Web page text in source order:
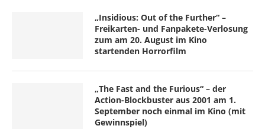
„Insidious: Out of the Further“ –
Freikarten- und Fanpakete-Verlosung
zum am 20. August im Kino
startenden Horrorfilm
„The Fast and the Furious“ – der
Action-Blockbuster aus 2001 am 1.
September noch einmal im Kino (mit
Gewinnspiel)